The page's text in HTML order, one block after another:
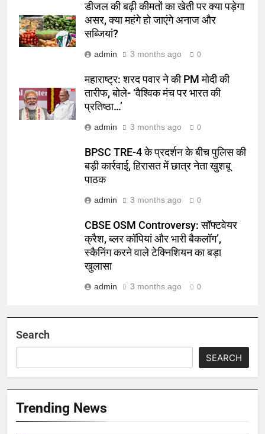
डीजल की बढ़ी कीमतों का खेती पर क्या पड़ेगा
असर, क्या महंगे हो जाएंगे अनाज और
सब्जियां?
admin 3 months ago 0
महाराष्ट्र: शरद पवार ने की PM मोदी की
तारीफ, बोले- ‘वैश्विक मंच पर भारत की
प्रतिष्ठा…’
admin 3 months ago 0
BPSC TRE-4 के प्रदर्शन के बीच पुलिस की
बड़ी कार्रवाई, हिरासत में छात्र नेता खुशबू
पाठक
admin 3 months ago 0
CBSE OSM Controversy: सॉफ्टवेयर
क्रैश, ब्लर कॉपियां और भारी बैकलॉग’,
स्कैनिंग करने वाले टेक्निशियन का बड़ा
खुलासा
admin 3 months ago 0
Search
SEARCH
Trending News